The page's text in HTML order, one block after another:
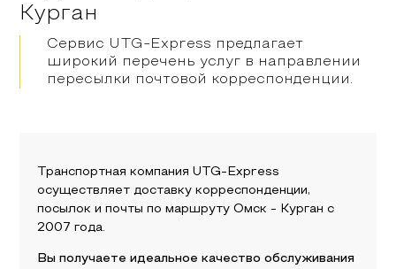
Курган
Сервис UTG-Express предлагает
широкий перечень услуг в направлении
пересылки почтовой корреспонденции.
Транспортная компания UTG-Express
осуществляет доставку корреспонденции,
посылок и почты по маршрутуОмск - Курган с
2007 года.
Вы получаете идеальное качество обслуживания